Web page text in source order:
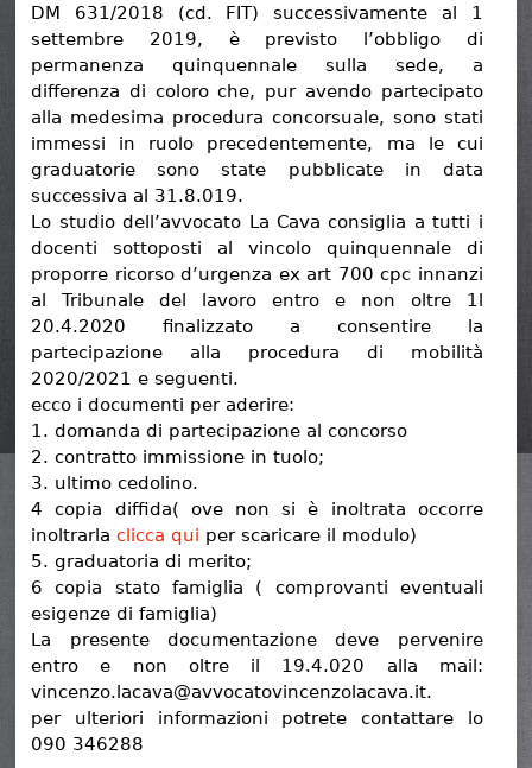
DM 631/2018 (cd. FIT) successivamente al 1
settembre 2019, è previsto l’obbligo di
permanenza quinquennale sulla sede, a
differenza di coloro che, pur avendo partecipato
alla medesima procedura concorsuale, sono stati
immessi in ruolo precedentemente, ma le cui
graduatorie sono state pubblicate in data
successiva al 31.8.019.
Lo studio dell’avvocato La Cava consiglia a tutti i
docenti sottoposti al vincolo quinquennale di
proporre ricorso d’urgenza ex art 700 cpc innanzi
al Tribunale del lavoro entro e non oltre 1l
20.4.2020 finalizzato a consentire la
partecipazione alla procedura di mobilità
2020/2021 e seguenti.
ecco i documenti per aderire:
1. domanda di partecipazione al concorso
2. contratto immissione in tuolo;
3. ultimo cedolino.
4 copia diffida( ove non si è inoltrata occorre
inoltrarla clicca qui per scaricare il modulo)
5. graduatoria di merito;
6 copia stato famiglia ( comprovanti eventuali
esigenze di famiglia)
La presente documentazione deve pervenire
entro e non oltre il 19.4.020 alla mail:
vincenzo.lacava@avvocatovincenzolacava.it.
per ulteriori informazioni potrete contattare lo
090 346288